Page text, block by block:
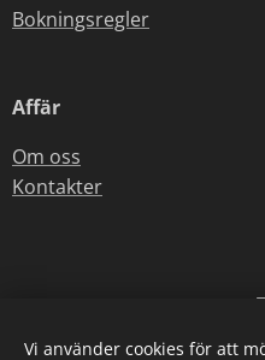
Bokningsregler
Affär
Om oss
Kontakter
Vi använder cookies för att